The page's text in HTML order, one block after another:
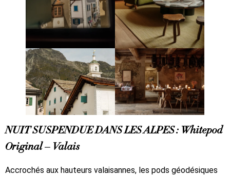
NUIT SUSPENDUE DANS LES ALPES : Whitepod
Original – Valais
Accrochés aux hauteurs valaisannes, les pods géodésiques